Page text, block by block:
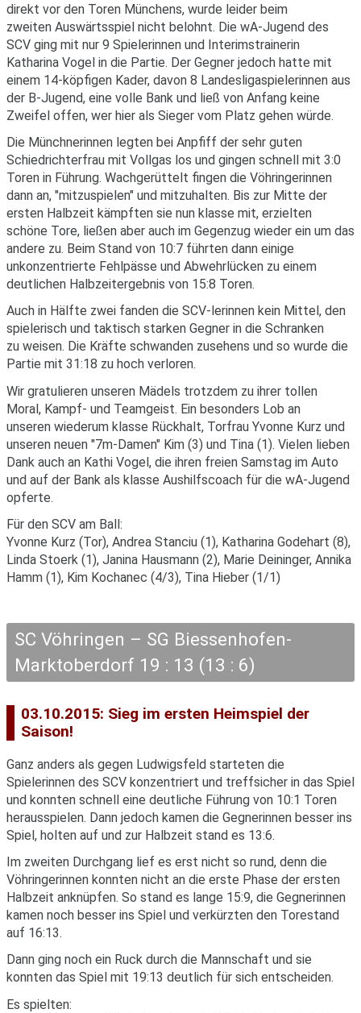
direkt vor den Toren Münchens, wurde leider beim
zweiten Auswärtsspiel nicht belohnt. Die wA-Jugend des
SCV ging mit nur 9 Spielerinnen und Interimstrainerin
Katharina Vogel in die Partie. Der Gegner jedoch hatte mit
einem 14-köpfigen Kader, davon 8 Landesligaspielerinnen aus
der B-Jugend, eine volle Bank und ließ von Anfang keine
Zweifel offen, wer hier als Sieger vom Platz gehen würde.
Die Münchnerinnen legten bei Anpfiff der sehr guten
Schiedrichterfrau mit Vollgas los und gingen schnell mit 3:0
Toren in Führung. Wachgerüttelt fingen die Vöhringerinnen
dann an, "mitzuspielen" und mitzuhalten. Bis zur Mitte der
ersten Halbzeit kämpften sie nun klasse mit, erzielten
schöne Tore, ließen aber auch im Gegenzug wieder ein um das
andere zu. Beim Stand von 10:7 führten dann einige
unkonzentrierte Fehlpässe und Abwehrlücken zu einem
deutlichen Halbzeitergebnis von 15:8 Toren.
Auch in Hälfte zwei fanden die SCV-lerinnen kein Mittel, den
spielerisch und taktisch starken Gegner in die Schranken
zu weisen. Die Kräfte schwanden zusehens und so wurde die
Partie mit 31:18 zu hoch verloren.
Wir gratulieren unseren Mädels trotzdem zu ihrer tollen
Moral, Kampf- und Teamgeist. Ein besonders Lob an
unseren wiederum klasse Rückhalt, Torfrau Yvonne Kurz und
unseren neuen "7m-Damen" Kim (3) und Tina (1). Vielen lieben
Dank auch an Kathi Vogel, die ihren freien Samstag im Auto
und auf der Bank als klasse Aushilfscoach für die wA-Jugend
opferte.
Für den SCV am Ball:
Yvonne Kurz (Tor), Andrea Stanciu (1), Katharina Godehart (8),
Linda Stoerk (1), Janina Hausmann (2), Marie Deininger, Annika
Hamm (1), Kim Kochanec (4/3), Tina Hieber (1/1)
SC Vöhringen – SG Biessenhofen-
Marktoberdorf 19 : 13 (13 : 6)
03.10.2015: Sieg im ersten Heimspiel der
Saison!
Ganz anders als gegen Ludwigsfeld starteten die
Spielerinnen des SCV konzentriert und treffsicher in das Spiel
und konnten schnell eine deutliche Führung von 10:1 Toren
herausspielen. Dann jedoch kamen die Gegnerinnen besser ins
Spiel, holten auf und zur Halbzeit stand es 13:6.
Im zweiten Durchgang lief es erst nicht so rund, denn die
Vöhringerinnen konnten nicht an die erste Phase der ersten
Halbzeit anknüpfen. So stand es lange 15:9, die Gegnerinnen
kamen noch besser ins Spiel und verkürzten den Torestand
auf 16:13.
Dann ging noch ein Ruck durch die Mannschaft und sie
konnten das Spiel mit 19:13 deutlich für sich entscheiden.
Es spielten: